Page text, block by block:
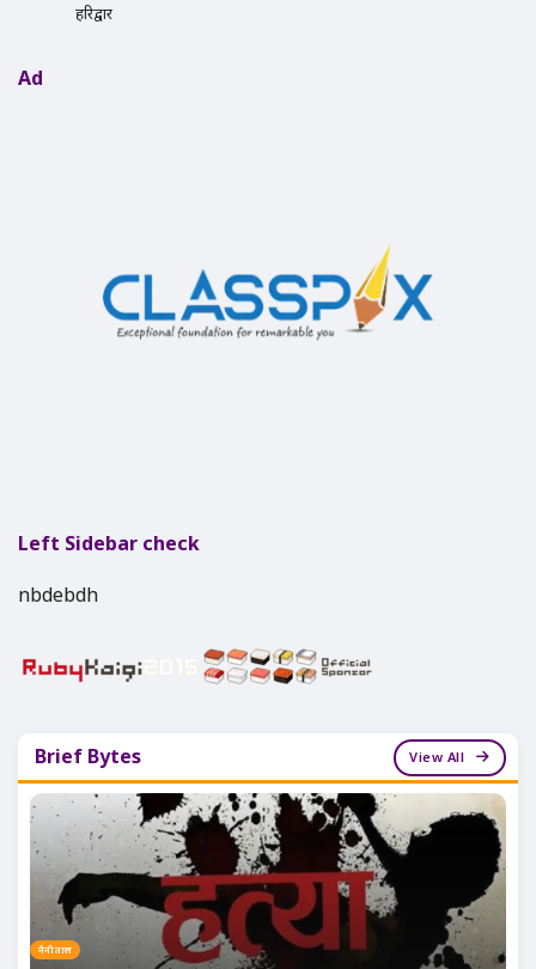
हरिद्वार
Ad
Left Sidebar check
nbdebdh
Brief Bytes View All
नैनीताल